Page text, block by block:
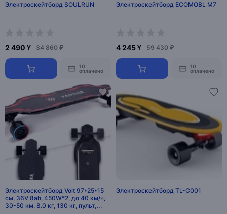
Электроскейтборд SOULRUN
2 490 ¥ 34 860 ₽
10
оплачено
Электроскейтборд ECOMOBL M7
4 245 ¥ 59 430 ₽
10
оплачено
Электроскейтборд Volt 97*25*15
см, 36V 8ah, 450W*2, до 40 км/ч,
30-50 км, 8.0 кг, 130 кг, пульт,
Электроскейтборд TL-C001